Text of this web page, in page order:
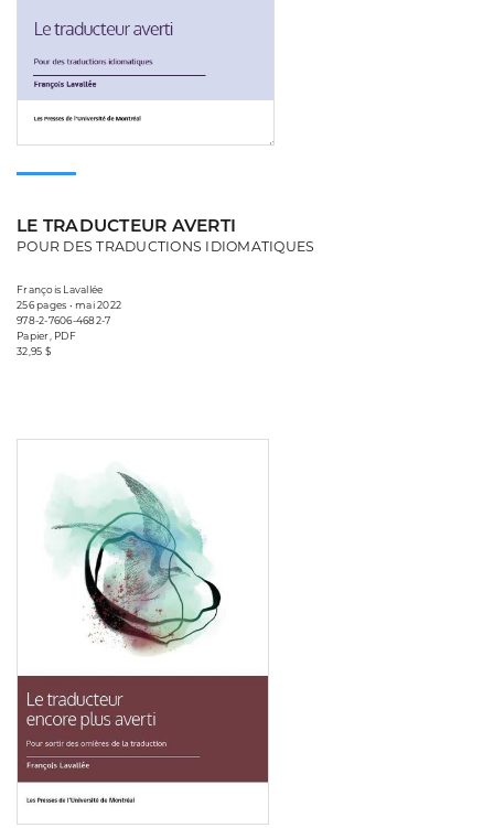
LE TRADUCTEUR AVERTI
POUR DES TRADUCTIONS IDIOMATIQUES
François Lavallée
256 pages • mai 2022
978-2-7606-4682-7
Papier, PDF
32,95 $